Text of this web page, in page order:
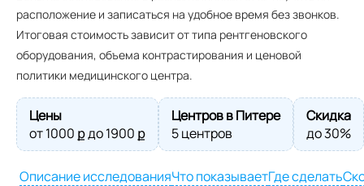
расположение и записаться на удобное время без звонков.
Итоговая стоимость зависит от типа рентгеновского
оборудования, объема контрастирования и ценовой
политики медицинского центра.
Цены
от1000 ք до1900 ք
Центров в Питере
5 центров
Скидка
до 30%
Описание исследованияЧто показываетГде сделать